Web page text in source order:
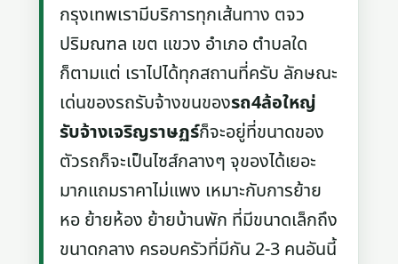
กรุงเทพเรามีบริการทุกเส้นทาง ตจว
ปริมณฑล เขต แขวง อำเภอ ตำบลใด
ก็ตามแต่ เราไปได้ทุกสถานที่ครับ ลักษณะ
เด่นของรถรับจ้างขนของรถ4ล้อใหญ่
รับจ้างเจริญราษฏร์ก็จะอยู่ที่ขนาดของ
ตัวรถก็จะเป็นไซส์กลางๆ จุของได้เยอะ
มากแถมราคาไม่แพง เหมาะกับการย้าย
หอ ย้ายห้อง ย้ายบ้านพัก ที่มีขนาดเล็กถึง
ขนาดกลาง ครอบครัวที่มีกัน 2-3 คนอันนี้